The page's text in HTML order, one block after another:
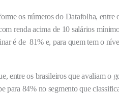
os números do Datafolha,
renda acima de 10 salários
é de 81% e, para quem tem o
entre os brasileiros que avaliam o
para 84% no segmento que